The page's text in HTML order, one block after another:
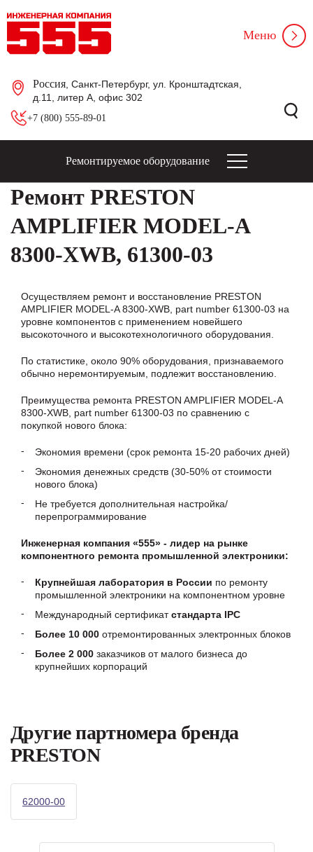
Россия , Санкт-Петербург, ул. Кронштадтская,
д.11, литер А, офис 302
+7 (800) 555-89-01
Меню
Ремонтируемое оборудование
Ремонт PRESTON
AMPLIFIER MODEL-A
8300-XWB, 61300-03
Осуществляем ремонт и восстановление PRESTON
AMPLIFIER MODEL-A 8300-XWB, part number 61300-03 на
уровне компонентов с применением новейшего
высокоточного и высокотехнологичного оборудования.
По статистике, около 90% оборудования, признаваемого
обычно неремонтируемым, подлежит восстановлению.
Преимущества ремонта PRESTON AMPLIFIER MODEL-A
8300-XWB, part number 61300-03 по сравнению с
покупкой нового блока:
Экономия времени (срок ремонта 15-20 рабочих дней)
Экономия денежных средств (30-50% от стоимости
нового блока)
Не требуется дополнительная настройка/
перепрограммирование
Инженерная компания «555» - лидер на рынке
компонентного ремонта промышленной электроники:
Крупнейшая лаборатория в России по ремонту
промышленной электроники на компонентном уровне
Международный сертификатстандарта IPC
Более 10 000 отремонтированных электронных блоков
Более 2 000 заказчиков от малого бизнеса до
крупнейших корпораций
Другие партномера бренда
PRESTON
62000-00